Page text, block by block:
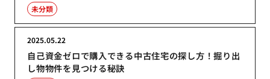
未分類
自己資金ゼロで購入できる中古住宅の探し方！掘り出
し物物件を見つける秘訣
2025.05.22